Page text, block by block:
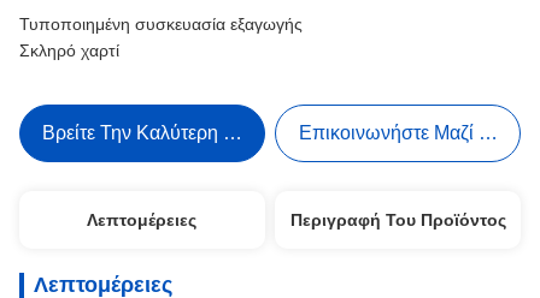
Τυποποιημένη συσκευασία εξαγωγής
Σκληρό χαρτί
Βρείτε Την Καλύτερη Τιμή Επικοινωνήστε Μαζί Μας
Λεπτομέρειες Περιγραφή Του Προϊόντος
Λεπτομέρειες